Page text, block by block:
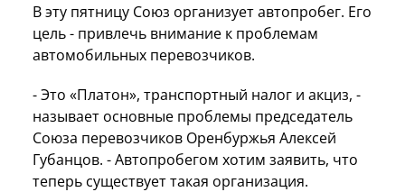
В эту пятницу Союз организует автопробег. Его
цель - привлечь внимание к проблемам
автомобильных перевозчиков.
- Это «Платон», транспортный налог и акциз, -
называет основные проблемы председатель
Союза перевозчиков Оренбуржья Алексей
Губанцов. - Автопробегом хотим заявить, что
теперь существует такая организация.